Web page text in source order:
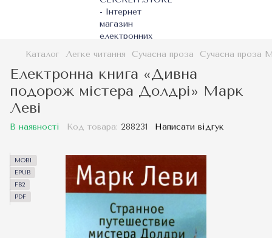
Каталог Легке читання Сучасна проза Сучасна проза
Електронна книга «Дивна
подорож містера Долдрі» Марк
Леві
В наявності Код товара: 288231 Написати відгук
MOBI
EPUB
FB2
PDF